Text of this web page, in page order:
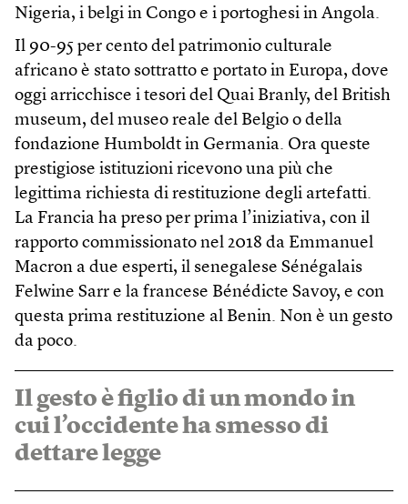
Nigeria, i belgi in Congo e i portoghesi in Angola.
Il 90-95 per cento del patrimonio culturale
africano è stato sottratto e portato in Europa, dove
oggi arricchisce i tesori del Quai Branly, del British
museum, del museo reale del Belgio o della
fondazione Humboldt in Germania. Ora queste
prestigiose istituzioni ricevono una più che
legittima richiesta di restituzione degli artefatti.
La Francia ha preso per prima l’iniziativa, con il
rapporto commissionato nel 2018 da Emmanuel
Macron a due esperti, il senegalese Sénégalais
Felwine Sarr e la francese Bénédicte Savoy, e con
questa prima restituzione al Benin. Non è un gesto
da poco.
Il gesto è figlio di un mondo in
cui l’occidente ha smesso di
dettare legge